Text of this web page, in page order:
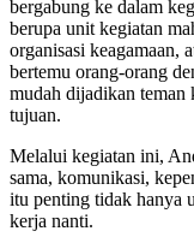
bergabung ke dalam
berupa unit kegiatan
organisasi keagamaan,
bertemu orang-orang
mudah dijadikan teman
tujuan.
Melalui kegiatan ini,
sama, komunikasi,
itu penting tidak hanya
kerja nanti.